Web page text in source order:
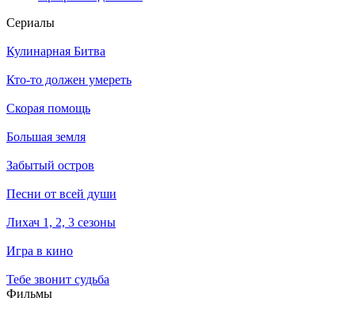
Се­риа­лы
Кулинарная Битва
Кто-то должен умереть
Скорая помощь
Большая земля
Забытый остров
Песни от всей души
Лихач 1, 2, 3 сезоны
Игра в кино
Тебе звонит судьба
Филь­мы